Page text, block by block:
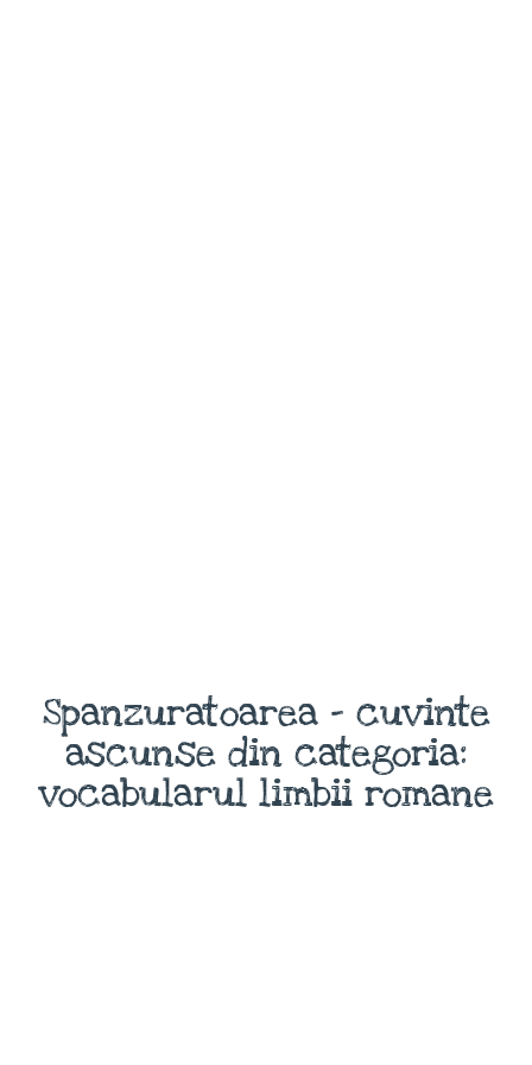
Spanzuratoarea - cuvinte
ascunse din categoria:
vocabularul limbii romane